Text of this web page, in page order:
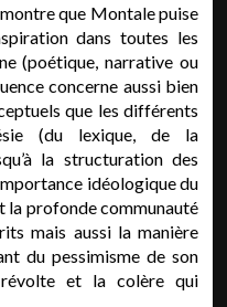
que Montale puise
dans toutes les
(poétique, narrative ou
concerne aussi bien
que les différents
(du lexique, de la
la structuration des
idéologique du
la profonde communauté
mais aussi la manière
du pessimisme de son
et la colère qui